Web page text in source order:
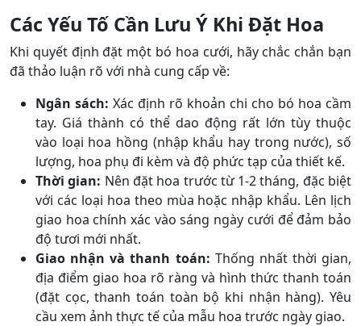
Các Yếu Tố Cần Lưu Ý Khi Đặt Hoa
Khi quyết định đặt một bó hoa cưới, hãy chắc chắn bạn
đã thảo luận rõ với nhà cung cấp về:
Ngân sách: Xác định rõ khoản chi cho bó hoa cầm
tay. Giá thành có thể dao động rất lớn tùy thuộc
vào loại hoa hồng (nhập khẩu hay trong nước), số
lượng, hoa phụ đi kèm và độ phức tạp của thiết kế.
Thời gian: Nên đặt hoa trước từ 1-2 tháng, đặc biệt
với các loại hoa theo mùa hoặc nhập khẩu. Lên lịch
giao hoa chính xác vào sáng ngày cưới để đảm bảo
độ tươi mới nhất.
Giao nhận và thanh toán: Thống nhất thời gian,
địa điểm giao hoa rõ ràng và hình thức thanh toán
(đặt cọc, thanh toán toàn bộ khi nhận hàng). Yêu
cầu xem ảnh thực tế của mẫu hoa trước ngày giao.